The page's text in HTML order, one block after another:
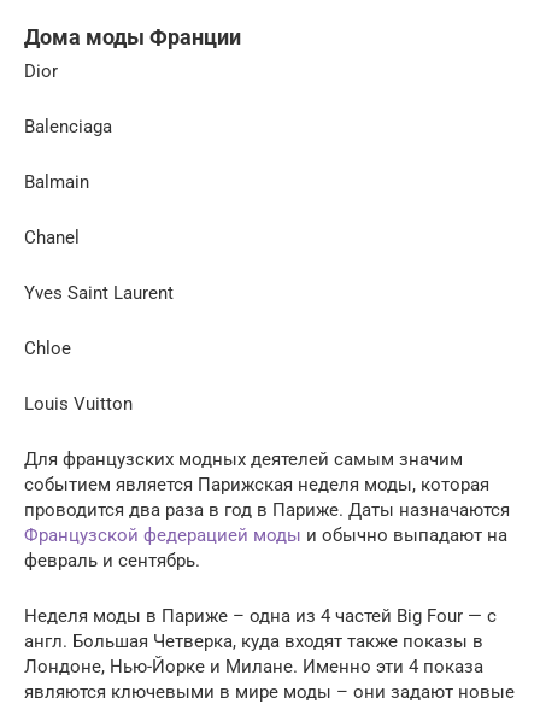
Дома моды Франции
Dior
Balenciaga
Balmain
Chanel
Yves Saint Laurent
Chloe
Louis Vuitton
Для французских модных деятелей самым значим
событием является Парижская неделя моды, которая
проводится два раза в год в Париже. Даты назначаются
Французской федерацией моды и обычно выпадают на
февраль и сентябрь.
Неделя моды в Париже – одна из 4 частей Big Four — с
англ. Большая Четверка, куда входят также показы в
Лондоне, Нью-Йорке и Милане. Именно эти 4 показа
являются ключевыми в мире моды – они задают новые